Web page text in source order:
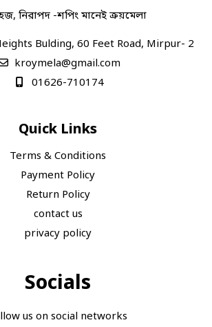
নিরাপদ -শপিং মানেই ক্রয়মেলা
Bulding, 60 Feet Road, Mirpur- 2
kroymela@gmail.com
01626-710174
Quick Links
Terms & Conditions
Payment Policy
Return Policy
contact us
privacy policy
Socials
us on social networks